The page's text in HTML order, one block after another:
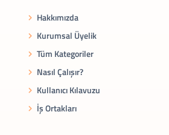
Hakkımızda
Kurumsal Üyelik
Tüm Kategoriler
Nasıl Çalışır?
Kullanıcı Kılavuzu
İş Ortakları